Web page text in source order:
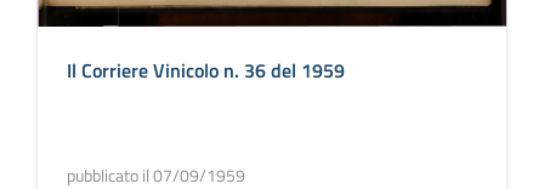
Il Corriere Vinicolo n. 36 del 1959
pubblicato il 07/09/1959